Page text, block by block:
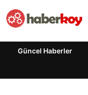
Güncel Haberler